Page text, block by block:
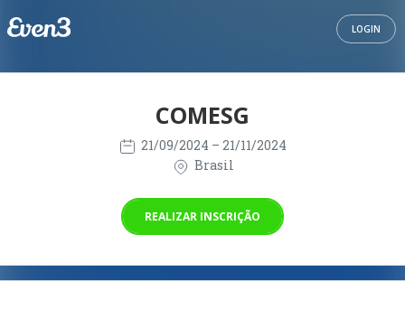
LOGIN
COMESG
21/09/2024 – 21/11/2024
Brasil
REALIZAR INSCRIÇÃO